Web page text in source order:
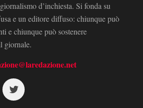
d’inchiesta. Si fonda su
e un editore diffuso: chiunque può
e chiunque può sostenere
giornale.